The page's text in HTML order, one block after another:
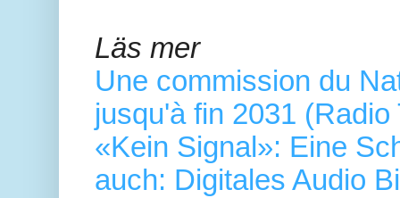
Läs mer
Une commission du
jusqu'à fin 2031
«Kein Signal»: Eine
auch: Digitales Audio